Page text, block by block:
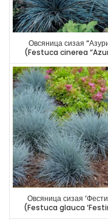
Овсяница сизая
(Festuca cinerea
Овсяница сизая
(Festuca glauca